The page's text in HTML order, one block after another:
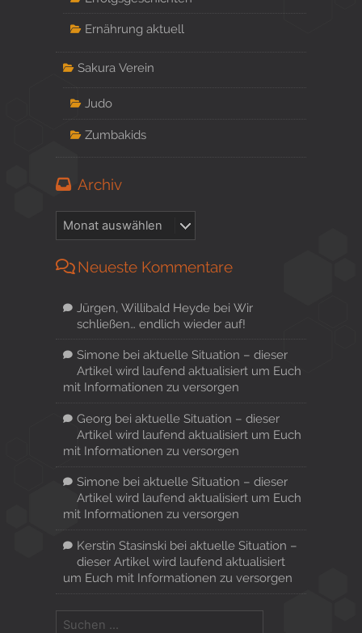
Ernährung aktuell
Sakura Verein
Judo
Zumbakids
Archiv
Neueste Kommentare
Jürgen, Willibald Heydebei Wir
schließen… endlich wieder auf!
Simonebei aktuelle Situation – dieser
Artikel wird laufend aktualisiert um Euch
mit Informationen zu versorgen
Georg bei aktuelle Situation – dieser
Artikel wird laufend aktualisiert um Euch
mit Informationen zu versorgen
Simonebei aktuelle Situation – dieser
Artikel wird laufend aktualisiert um Euch
mit Informationen zu versorgen
Kerstin Stasinski bei aktuelle Situation –
dieser Artikel wird laufend aktualisiert
um Euch mit Informationen zu versorgen